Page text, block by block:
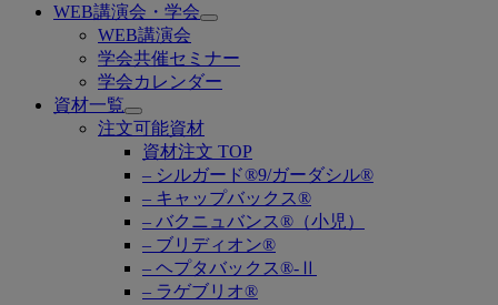
WEB講演会・学会
Open
WEB講演会
学会共催セミナー
学会カレンダー
資材一覧
Open
submenu
注文可能資材
資材注文 TOP
– シルガード®9/ガーダシル®
– キャップバックス®
– バクニュバンス®（小児）
– ブリディオン®
– ヘプタバックス®-Ⅱ
– ラゲブリオ®